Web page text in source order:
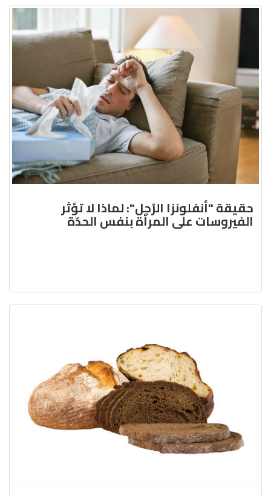
حقيقة "أنفلونزا الرّجل": لماذا لا تؤثر
الفيروسات على المرأة بنفس الحدّة